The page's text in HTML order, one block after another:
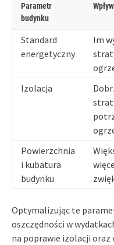
Parametr
budynku
Standard
energetyczny
Im
Izolacja
Powierzchnia
i kubatura
budynku
Optymalizując te
oszczędności w
na poprawie izolacji oraz